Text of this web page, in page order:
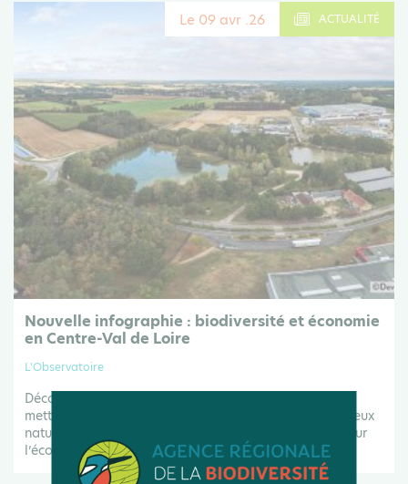
Le 09 avr .26 ACTUALITÉ
Nouvelle infographie : biodiversité et économie
en Centre-Val de Loire
L'Observatoire
Découvrez la nouvelle infographie de l'Observatoire
mettant en lumière les pressions qui menacent les milieux
naturels et les espèces locales, ainsi que les impacts sur
l’économie régionale.